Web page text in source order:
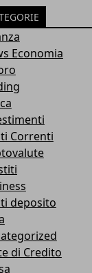
Economia
Correnti
deposito
di Credito